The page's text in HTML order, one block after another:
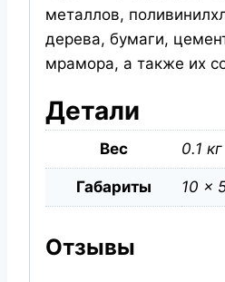
металлов,
дерева, бумаги,
мрамора, а также их
Детали
Вес 0.1 кг
Габариты 10 ×
Отзывы